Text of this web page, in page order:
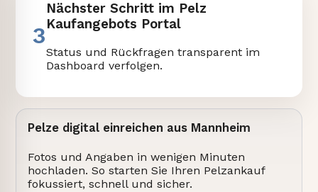
3
Nächster Schritt im Pelz
Kaufangebots Portal
Status und Rückfragen transparent im
Dashboard verfolgen.
Pelze digital einreichen aus Mannheim
Fotos und Angaben in wenigen Minuten
hochladen. So starten Sie Ihren Pelzankauf
fokussiert, schnell und sicher.